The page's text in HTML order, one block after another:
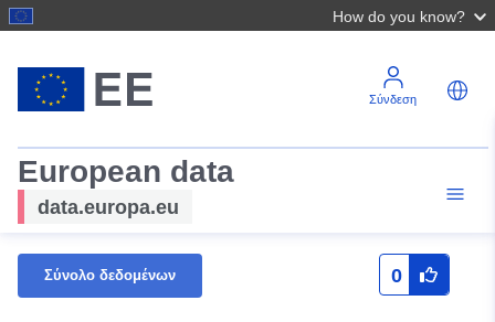
How do you know?
Σύνδεση
European data
data.europa.eu
Σύνολο δεδομένων 0